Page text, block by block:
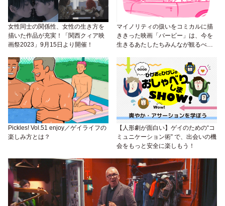
女性同士の関係性、女性の生き方を
描いた作品が充実！「関西クィア映
画祭2023」9月15日より開催！
マイノリティの扱いをコミカルに描
ききった映画「バービー」は、今を
生きるあたしたちみんなが観るべき
Pickles! Vol.51 enjoy／ゲイライフの
楽しみ方とは？
【人形劇が面白い】ゲイのための“コ
ミュニケーション術” で、出会いの機
会をもっと安全に楽しもう！